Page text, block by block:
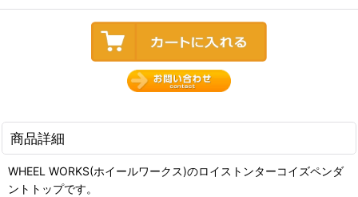
商品詳細
WHEEL WORKS(ホイールワークス)のロイストンターコイズペンダ
ントトップです。